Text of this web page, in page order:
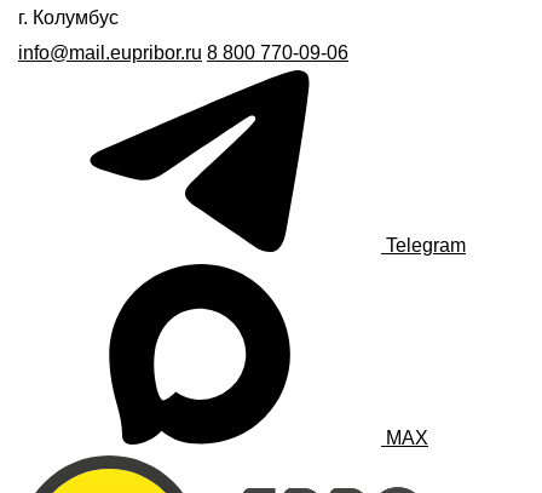
г. Колумбус
info@mail.eupribor.ru 8 800 770-09-06
Telegram
MAX